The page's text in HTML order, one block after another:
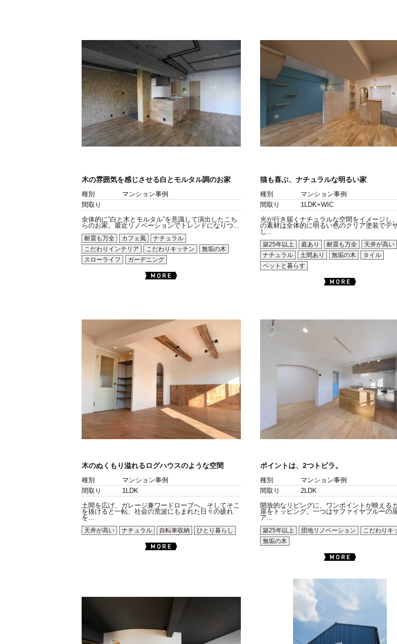
木の雰囲気を感じさせる白とモルタル調のお家
種別
マンション事例
間取り
全体的に”白と木とモルタル”を意識して演出したこち
らのお家。最近リノベーションでトレンドになりつ...
耐震も万全
カフェ風
ナチュラル
こだわりインテリア
こだわりキッチン
無垢の木
スローライフ
ガーデニング
猫も喜ぶ、ナチュラルな明るい家
種別
マンション事例
間取り
1LDK+WIC
光が行き届くナチュラルな空間をイメージし
の素材は全体的に明るい色のクリア塗装でデ
し...
築25年以上
庭あり 耐震も万全
天井が高い
ナチュラル
土間あり 無垢の木
タイル
ペットと暮らす
木のぬくもり溢れるログハウスのような空間
種別
マンション事例
間取り
1LDK
土間を広げ、ガレージ兼ワードローブへ。そしてそこ
を抜けると一転、社会の荒波にもまれた日々の疲れ
を...
天井が高い
ナチュラル 自転車収納 ひとり暮らし
ポイントは、2つトビラ。
種別
マンション事例
間取り
2LDK
開放的なリビングに、ワンポイントが映える
扉をトッピング。一つはサファイヤブルーの
ア...
築25年以上
団地リノベーション
こだわりキ
無垢の木